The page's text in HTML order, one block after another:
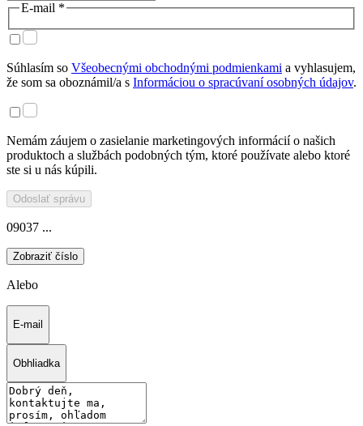
E-mail *
Súhlasím so Všeobecnými obchodnými podmienkami a vyhlasujem,
že som sa oboznámil/a s Informáciou o spracúvaní osobných údajov.
Nemám záujem o zasielanie marketingových informácií o našich
produktoch a službách podobných tým, ktoré používate alebo ktoré
ste si u nás kúpili.
Odoslať správu
09037 ...
Zobraziť číslo
Alebo
E-mail
Obhliadka